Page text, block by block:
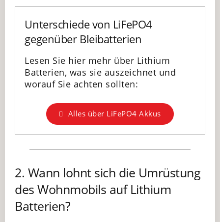
Unterschiede von LiFePO4
gegenüber Bleibatterien
Lesen Sie hier mehr über Lithium
Batterien, was sie auszeichnet und
worauf Sie achten sollten:
Alles über LiFePO4 Akkus
2. Wann lohnt sich die Umrüstung
des Wohnmobils auf Lithium
Batterien?